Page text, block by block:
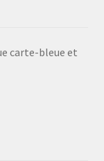
carte-bleue et